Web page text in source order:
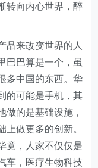
转向内心世界，醉
品来改变世界的人
巴巴算是一个，虽
多中国的东西。华
的可能是手机，其
做的是基础设施，
上做更多的创新。
竟，人家不仅仅是
车，医疗生物科技